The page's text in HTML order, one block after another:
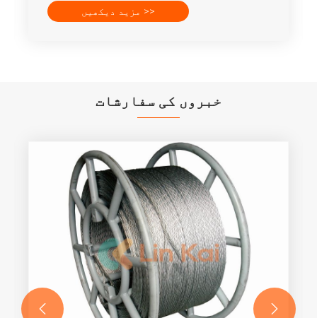
مزید دیکھیں >>
خبروں کی سفارشات
 